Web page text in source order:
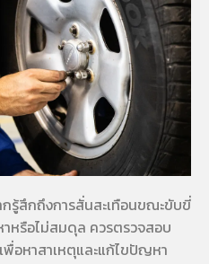
กรู้สึกถึงการสั่นสะเทือนขณะขับขี่
รือไม่สมดุล ควรตรวจสอบ
พื่อหาสาเหตุและแก้ไขปัญหา